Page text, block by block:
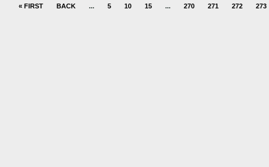
« FIRST BACK ... 5 10 15 ... 270 271 272 273